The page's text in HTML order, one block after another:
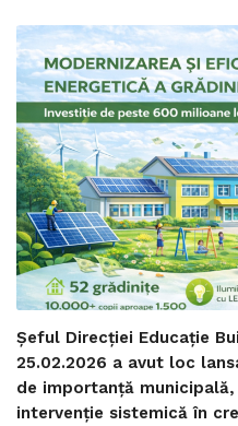
Șeful Direcției Educație
25.02.2026 a avut loc
de importanță
intervenție sistemică în